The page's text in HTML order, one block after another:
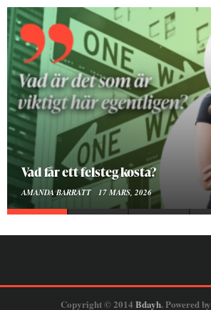
Vad får ett felsteg kosta?
AMANDA BARRATT 17 MARS, 2026
Copyright © 2014 Bdayh. Powered by